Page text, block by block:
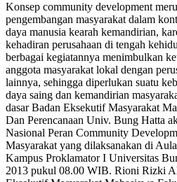
Konsep community development
pengembangan masyarakat dalam
daya manusia kearah kemandirian,
kehadiran perusahaan di tengah
berbagai kegiatannya menimbulkan
anggota masyarakat lokal dengan
lainnya, sehingga diperlukan suatu
daya saing dan kemandirian
dasar Badan Eksekutif Masyarakat
Dan Perencanaan Univ. Bung Hatta
Nasional Peran Community
Masyarakat yang dilaksanakan di
Kampus Proklamator I Universitas
2013 pukul 08.00 WIB. Rioni Rizki